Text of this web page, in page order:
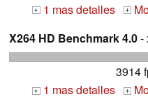
+ 1 mas detalles +
X264 HD Benchmark 4.0-
3914
+ 1 mas detalles +